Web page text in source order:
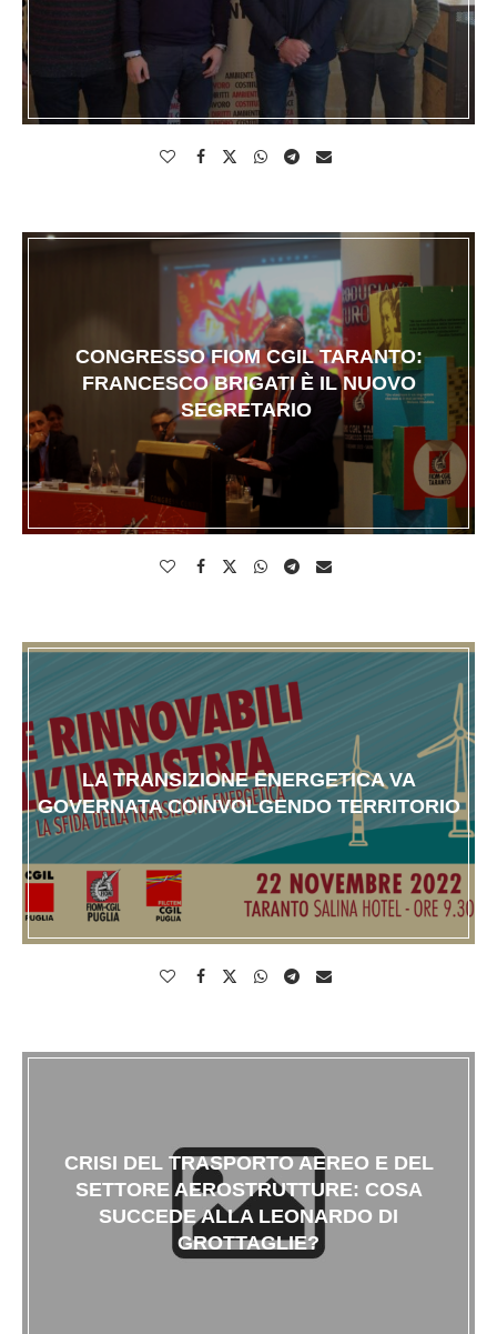
CONGRESSO FIOM CGIL TARANTO:
FRANCESCO BRIGATI È IL NUOVO
SEGRETARIO
LA TRANSIZIONE ENERGETICA VA
GOVERNATA COINVOLGENDO TERRITORIO
CRISI DEL TRASPORTO AEREO E DEL
SETTORE AEROSTRUTTURE: COSA
SUCCEDE ALLA LEONARDO DI
GROTTAGLIE?